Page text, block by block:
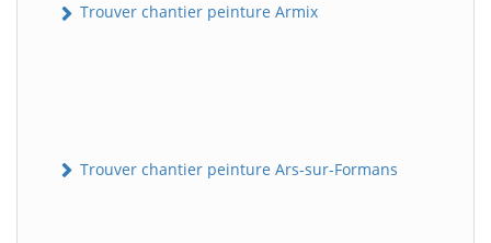
Trouver chantier peinture Armix
Trouver chantier peinture Ars-sur-Formans